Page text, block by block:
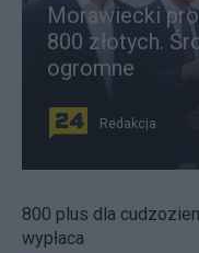
Morawiecki
800 złotych.
ogromne
Redakcja
800 plus dla
wypłaca